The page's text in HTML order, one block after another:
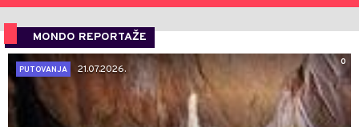
MONDO REPORTAŽE
0
PUTOVANJA
21.07.2026.